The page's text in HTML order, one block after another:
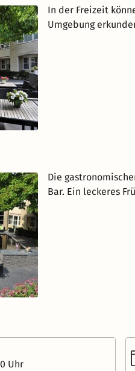
In der Freizeit
Umgebung
Die
Bar. Ein leckeres
Uhr